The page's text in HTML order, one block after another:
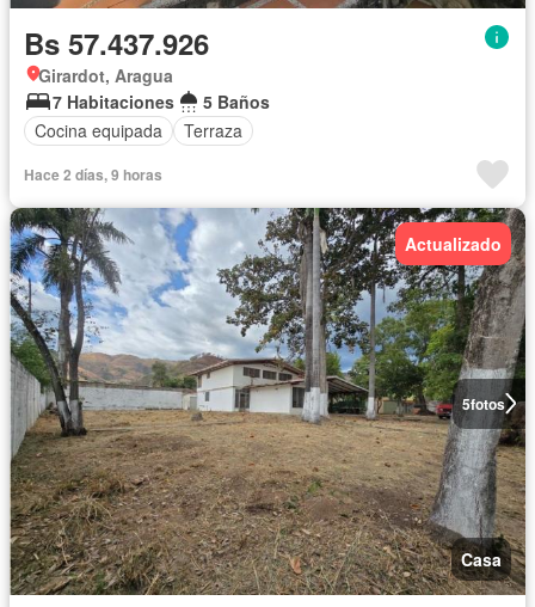
Bs 57.437.926
Girardot, Aragua
7 Habitaciones
5 Baños
Cocina equipada
Terraza
Hace 2 días, 9 horas
5fotos
Actualizado
Casa